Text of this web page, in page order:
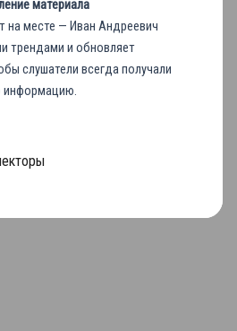
материала
на месте — Иван Андреевич
трендами и обновляет
слушатели всегда получали
информацию.